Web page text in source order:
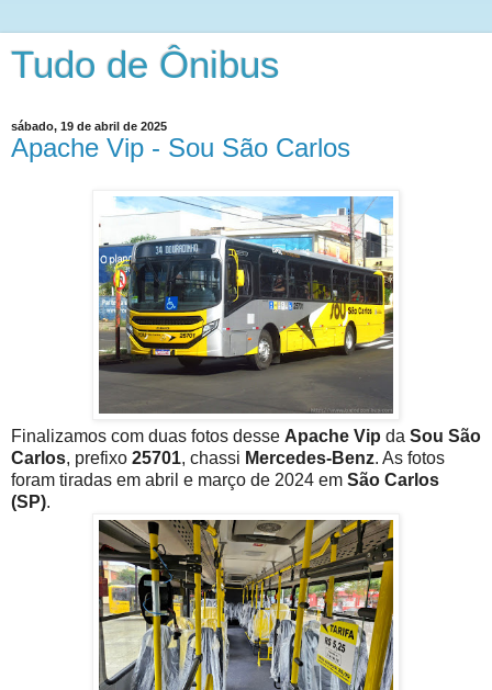
Tudo de Ônibus
sábado, 19 de abril de 2025
Apache Vip - Sou São Carlos
Finalizamos com duas fotos desse Apache Vip da Sou São
Carlos, prefixo 25701, chassi Mercedes-Benz. As fotos
foram tiradas em abril e março de 2024 em São Carlos
(SP).